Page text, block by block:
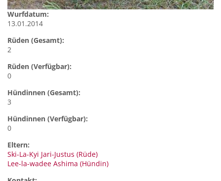
Wurfdatum:
13.01.2014
Rüden (Gesamt):
2
Rüden (Verfügbar):
0
Hündinnen (Gesamt):
3
Hündinnen (Verfügbar):
0
Eltern:
Ski-La-Kyi Jari-Justus (Rüde)
Lee-la-wadee Ashima (Hündin)